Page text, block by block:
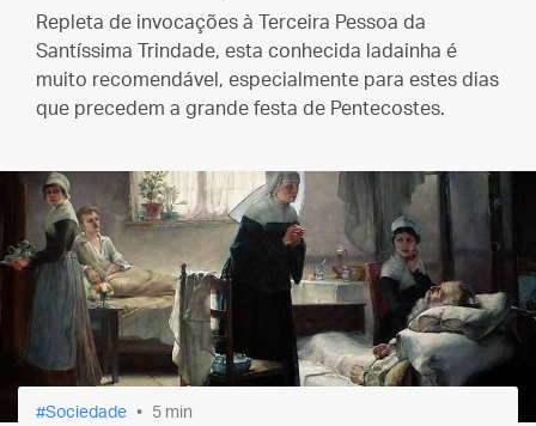
Repleta de invocações à Terceira Pessoa da
Santíssima Trindade, esta conhecida ladainha é
muito recomendável, especialmente para estes dias
que precedem a grande festa de Pentecostes.
Sociedade 5 min